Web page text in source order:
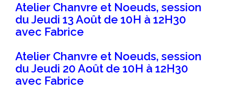
Atelier Chanvre et Noeuds, session
du Jeudi 13 Août de 10H à 12H30
avec Fabrice
Atelier Chanvre et Noeuds, session
du Jeudi 20 Août de 10H à 12H30
avec Fabrice